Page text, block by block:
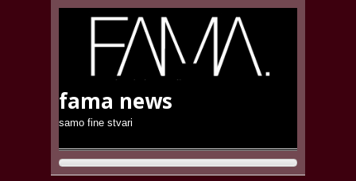
fama news
samo fine stvari